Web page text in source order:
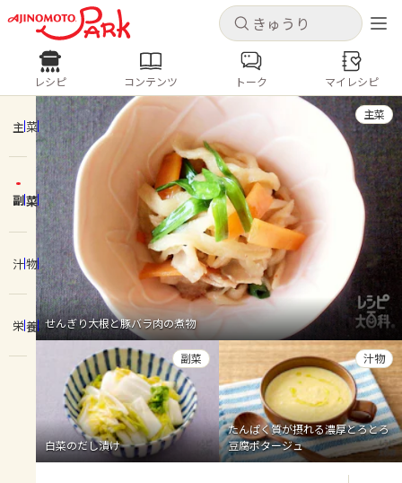
キャンセル
ログインするとレシピを保存できます
ログイン
ホーム
コンテンツ
レシピ
トーク
よくあるお問い合わせ
お買い物
キャンセル
レシピ コンテンツ
人気の食材・レシピ
きゅうり なす トマト
とうもろこし
ピーマン
みょうが ゴーヤ
レシピ コンテンツ トーク マイレシピ
主菜
副菜
汁物
栄養 せんぎり大根と豚バラ肉の煮物
主菜
白菜のだし漬け
副菜
たんぱく質が摂れる濃厚とろとろ
豆腐ポタージュ
汁物